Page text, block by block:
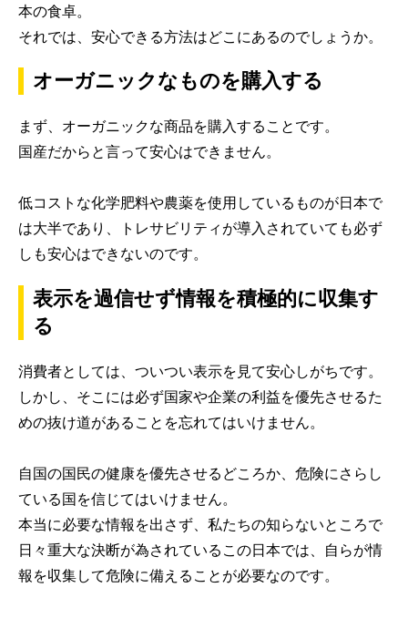
本の食卓。
それでは、安心できる方法はどこにあるのでしょうか。
オーガニックなものを購入する
まず、オーガニックな商品を購入することです。
国産だからと言って安心はできません。
低コストな化学肥料や農薬を使用しているものが日本で
は大半であり、トレサビリティが導入されていても必ず
しも安心はできないのです。
表示を過信せず情報を積極的に収集す
る
消費者としては、ついつい表示を見て安心しがちです。
しかし、そこには必ず国家や企業の利益を優先させるた
めの抜け道があることを忘れてはいけません。
自国の国民の健康を優先させるどころか、危険にさらし
ている国を信じてはいけません。
本当に必要な情報を出さず、私たちの知らないところで
日々重大な決断が為されているこの日本では、自らが情
報を収集して危険に備えることが必要なのです。